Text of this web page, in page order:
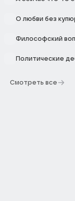
О любви без
Философский
Политические
Смотреть все